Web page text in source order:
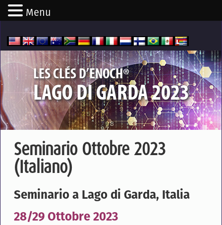
LES CLÉS D’ENOCH®
LAGO DI GARDA 2023
Seminario Ottobre 2023
(Italiano)
Seminario a Lago di Garda, Italia
28/29 Ottobre 2023
Menu